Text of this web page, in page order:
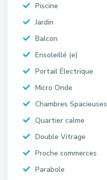
Piscine
Jardin
Balcon
Ensoleillé (e)
Portail Électrique
Micro Onde
Chambres Spacieuses
Quartier calme
Double Vitrage
Proche commerces
Parabole